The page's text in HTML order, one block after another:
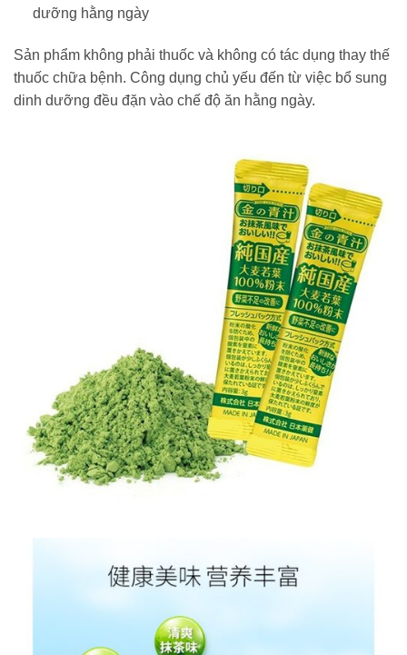
dưỡng hằng ngày
Sản phẩm không phải thuốc và không có tác dụng thay thế
thuốc chữa bệnh. Công dụng chủ yếu đến từ việc bổ sung
dinh dưỡng đều đặn vào chế độ ăn hằng ngày.